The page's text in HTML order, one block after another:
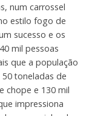
num carrossel
estilo fogo de
sucesso e os
mil pessoas
que a população
toneladas de
chope e 130 mil
impressiona